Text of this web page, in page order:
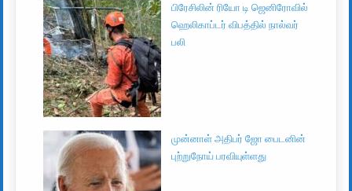
பிரேசிலின் ரியோ டி ஜெனிரோவில்
ஹெலிகாப்டர் விபத்தில் நால்வர்
பலி
முன்னாள் அதிபர் ஜோ பைடனின்
புற்றுநோய் பரவியுள்ளது